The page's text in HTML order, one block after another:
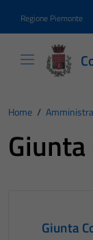
Regione Piemonte
Home /
Giunta